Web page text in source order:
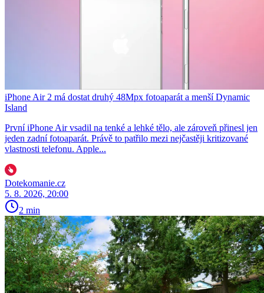
iPhone Air 2 má dostat druhý 48Mpx fotoaparát a menší Dynamic
Island
První iPhone Air vsadil na tenké a lehké tělo, ale zároveň přinesl jen
jeden zadní fotoaparát. Právě to patřilo mezi nejčastěji kritizované
vlastnosti telefonu. Apple...
Dotekomanie.cz
5. 8. 2026, 20:00
2 min